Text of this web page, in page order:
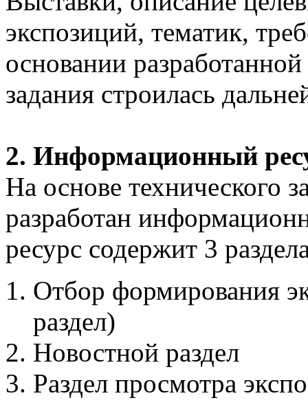
экспозиций, тематик,
основании
задания строилась
2. Информационный
На основе технического
разработан
ресурс содержит 3
Отбор формирования
раздел)
Новостной раздел
Раздел просмотра